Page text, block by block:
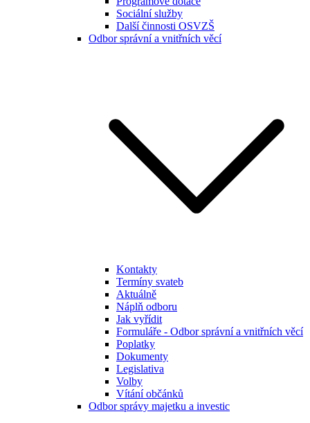
Sociální služby
Další činnosti OSVZŠ
Odbor správní a vnitřních věcí
Kontakty
Termíny svateb
Aktuálně
Náplň odboru
Jak vyřídit
Formuláře - Odbor správní a vnitřních věcí
Poplatky
Dokumenty
Legislativa
Volby
Vítání občánků
Odbor správy majetku a investic